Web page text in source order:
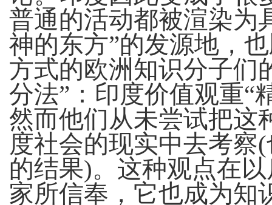
普通的活动都被渲染为
神的东方”的发源地，
方式的欧洲知识分子们
分法”：印度价值观重“
然而他们从未尝试把这
度社会的现实中去考察
的结果)。这种观点在
家所信奉，它也成为知